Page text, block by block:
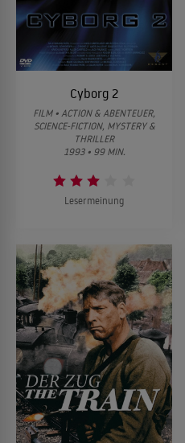
Cyborg 2
FILM • ACTION & ABENTEUER,
SCIENCE-FICTION, MYSTERY &
THRILLER
1993 • 99 MIN.
Lesermeinung